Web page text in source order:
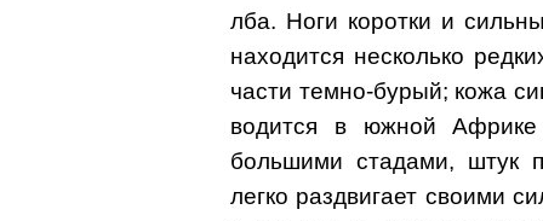
лба. Ноги коротки и
находится несколько
части темно-бурый; кожа
водится в южной
большими стадами, штук
легко раздвигает своими